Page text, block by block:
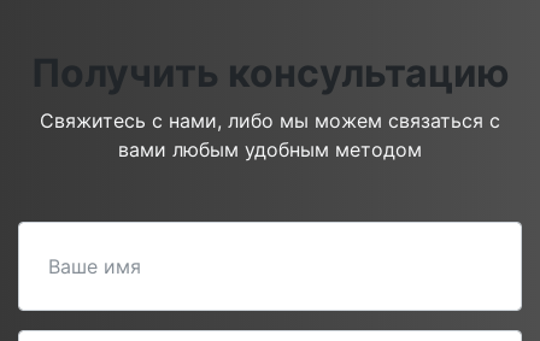
Получить консультацию
Свяжитесь с нами, либо мы можем связаться с
вами любым удобным методом